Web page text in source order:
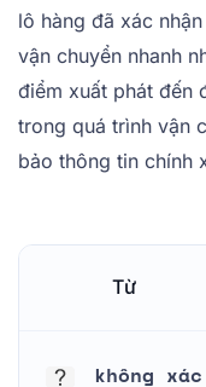
lô hàng đã xác
vận chuyển nhanh
điểm xuất phát đến
trong quá trình vận
bảo thông tin chính
Từ
không xác